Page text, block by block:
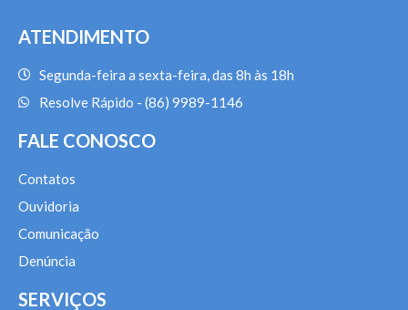
ATENDIMENTO
Segunda-feira a sexta-feira, das 8h às 18h
Resolve Rápido - (86) 9989-1146
FALE CONOSCO
Contatos
Ouvidoria
Comunicação
Denúncia
SERVIÇOS